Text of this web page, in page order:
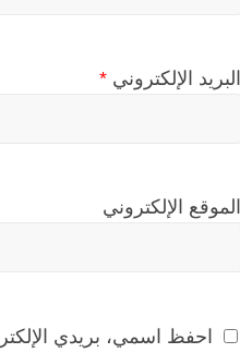
البريد الإلكتروني *
الموقع الإلكتروني
احفظ اسمي، بريدي